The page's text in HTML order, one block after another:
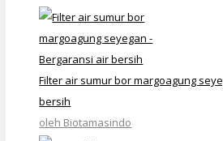
Filter air sumur bor margoagung
bersih
oleh Biotamasindo